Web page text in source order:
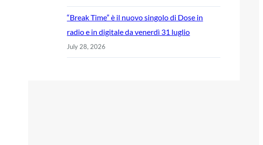
“Break Time” è il nuovo singolo di Dose in
radio e in digitale da venerdì 31 luglio
July 28, 2026